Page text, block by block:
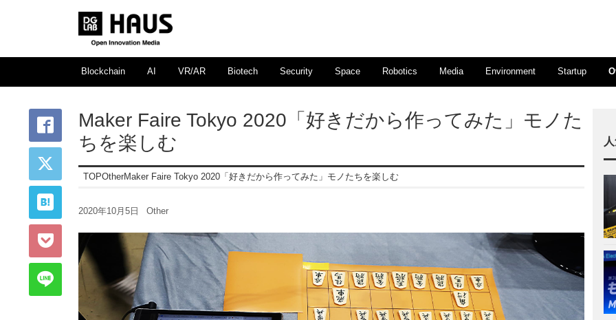
Blockchain AI VR/AR Biotech Security Space Robotics Media Environment Startup
Maker Faire Tokyo 2020「好きだから作ってみた」モノた
ちを楽しむ
TOPOtherMaker Faire Tokyo 2020「好きだから作ってみた」モノたちを楽しむ
2020年10月5日 Other